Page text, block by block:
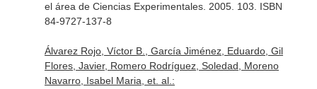
el área de Ciencias Experimentales. 2005. 103. ISBN
84-9727-137-8
Álvarez Rojo, Víctor B., García Jiménez, Eduardo, Gil
Flores, Javier, Romero Rodríguez, Soledad, Moreno
Navarro, Isabel Maria, et. al.: